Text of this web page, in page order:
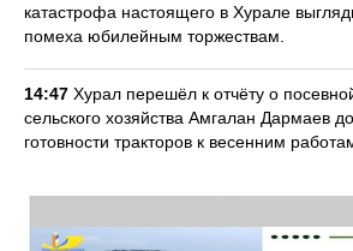
катастрофа настоящего в Хурале
помеха юбилейным торжествам.
14:47 Хурал перешёл к отчёту о
сельского хозяйства Амгалан Дармаев
готовности тракторов к весенним